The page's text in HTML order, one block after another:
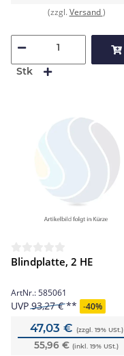
(zzgl.Versand)
Stk
Blindplatte, 2 HE
ArtNr.: 585061
UVP93,27 € -40%
47,03 € (zzgl. 19% USt.)
55,96 € (inkl. 19% USt.)